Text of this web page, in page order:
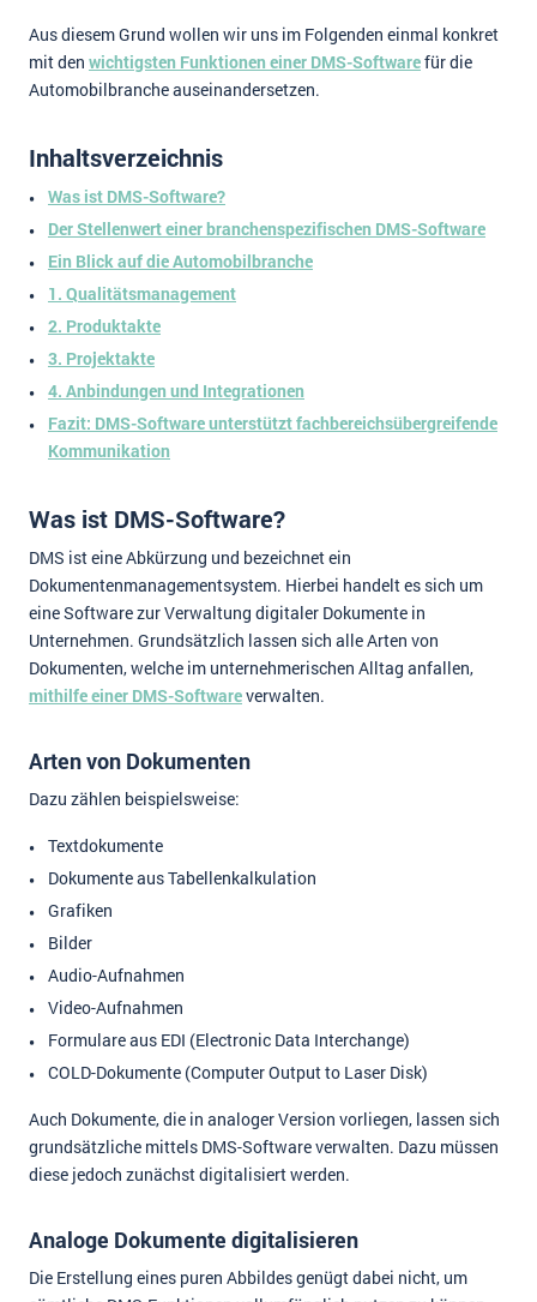
Aus diesem Grund wollen wir uns im Folgenden einmal konkret
mit den wichtigsten Funktionen einer DMS-Softwarefür die
Automobilbranche auseinandersetzen.
Inhaltsverzeichnis
Was ist DMS-Software?
Der Stellenwert einer branchenspezifischen DMS-Software
Ein Blick auf die Automobilbranche
1. Qualitätsmanagement
2. Produktakte
3. Projektakte
4. Anbindungen und Integrationen
Fazit: DMS-Software unterstützt fachbereichsübergreifende
Kommunikation
Was ist DMS-Software?
DMS ist eine Abkürzung und bezeichnet ein
Dokumentenmanagementsystem. Hierbei handelt es sich um
eine Software zur Verwaltung digitaler Dokumente in
Unternehmen. Grundsätzlich lassen sich alle Arten von
Dokumenten, welche im unternehmerischen Alltag anfallen,
mithilfe einer DMS-Softwareverwalten.
Arten von Dokumenten
Dazu zählen beispielsweise:
Textdokumente
Dokumente aus Tabellenkalkulation
Grafiken
Bilder
Audio-Aufnahmen
Video-Aufnahmen
Formulare aus EDI (Electronic Data Interchange)
COLD-Dokumente (Computer Output to Laser Disk)
Auch Dokumente, die in analoger Version vorliegen, lassen sich
grundsätzliche mittels DMS-Software verwalten. Dazu müssen
diese jedoch zunächst digitalisiert werden.
Analoge Dokumente digitalisieren
Die Erstellung eines puren Abbildes genügt dabei nicht, um